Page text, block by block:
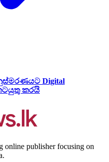
Digital
කරයි
online publisher focusing on